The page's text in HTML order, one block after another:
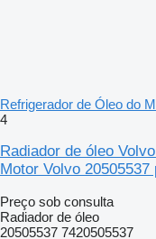
Refrigerador de Óleo do
4
Radiador de óleo
Motor Volvo
Preço sob consulta
Radiador de óleo
20505537 7420505537